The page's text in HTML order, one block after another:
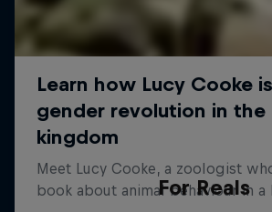
For Reals